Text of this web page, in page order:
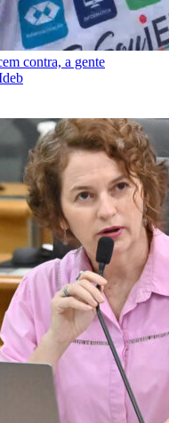
contra, a gente